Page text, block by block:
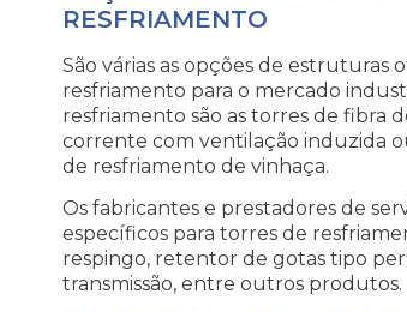
RESFRIAMENTO
São várias as opções de estruturas
resfriamento para o mercado
resfriamento são as torres de fibra
corrente com ventilação induzida
de resfriamento de vinhaça.
Os fabricantes e prestadores de
específicos para torres de
respingo, retentor de gotas tipo
transmissão, entre outros produtos.